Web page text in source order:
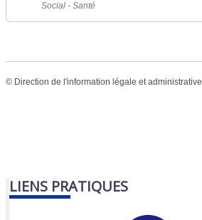
Social - Santé
© Direction de l'information légale et administrative
LIENS PRATIQUES